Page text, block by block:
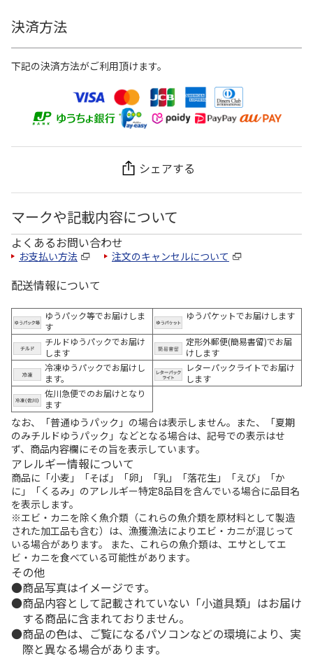
決済方法
下記の決済方法がご利用頂けます。
シェアする
マークや記載内容について
よくあるお問い合わせ
お支払い方法 注文のキャンセルについて
配送情報について
ゆうパック等でお届けしま
す
ゆうパケットでお届けします
チルドゆうパックでお届け
します
定形外郵便(簡易書留)でお届
けします
冷凍ゆうパックでお届けし
ます。
レターパックライトでお届け
します
佐川急便でのお届けとなり
ます
なお、「普通ゆうパック」の場合は表示しません。また、「夏期
のみチルドゆうパック」などとなる場合は、記号での表示はせ
ず、商品内容欄にその旨を表示しています。
アレルギー情報について
商品に「小麦」「そば」「卵」「乳」「落花生」「えび」「か
に」「くるみ」のアレルギー特定8品目を含んでいる場合に品目名
を表示します。
※エビ・カニを除く魚介類（これらの魚介類を原材料として製造
された加工品も含む）は、漁獲漁法によりエビ・カニが混じって
いる場合があります。 また、これらの魚介類は、エサとしてエ
ビ・カニを食べている可能性があります。
その他
商品写真はイメージです。
商品内容として記載されていない「小道具類」はお届け
する商品に含まれておりません。
商品の色は、ご覧になるパソコンなどの環境により、実
際と異なる場合があります。